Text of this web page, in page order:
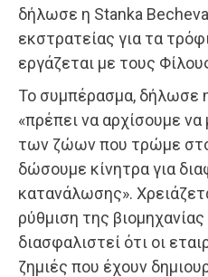
δήλωσε η Stanka
εκστρατείας για τα
εργάζεται με τους
Το συμπέρασμα, δήλωσε η
«πρέπει να αρχίσουμε
των ζώων που τρώμε
δώσουμε κίνητρα για
κατανάλωσης».
ρύθμιση της
διασφαλιστεί ότι οι
ζημιές που έχουν